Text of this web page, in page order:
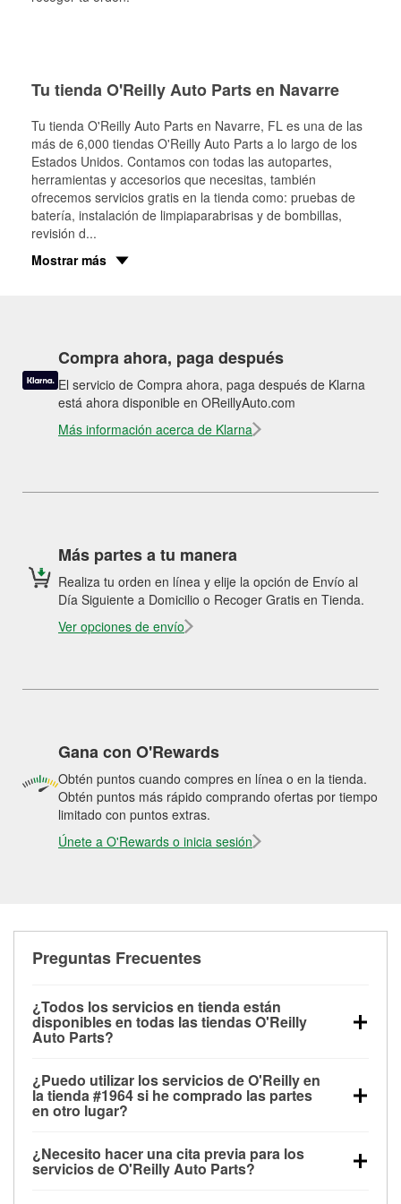
Tu tienda O'Reilly Auto Parts en Navarre
Tu tienda O'Reilly Auto Parts en Navarre, FL es una de las
más de 6,000 tiendas O'Reilly Auto Parts a lo largo de los
Estados Unidos. Contamos con todas las autopartes,
herramientas y accesorios que necesitas, también
ofrecemos servicios gratis en la tienda como: pruebas de
batería, instalación de limpiaparabrisas y de bombillas,
revisión d...
Mostrar más
Compra ahora, paga después
El servicio de Compra ahora, paga después de Klarna
está ahora disponible en OReillyAuto.com
Más información acerca de Klarna
Más partes a tu manera
Realiza tu orden en línea y elije la opción de Envío al
Día Siguiente a Domicilio o Recoger Gratis en Tienda.
Ver opciones de envío
Gana con O'Rewards
Obtén puntos cuando compres en línea o en la tienda.
Obtén puntos más rápido comprando ofertas por tiempo
limitado con puntos extras.
Únete a O'Rewards o inicia sesión
Preguntas Frecuentes
¿Todos los servicios en tienda están
disponibles en todas las tiendas O'Reilly
Auto Parts?
las pruebas de batería, pruebas de alternador y
motor de arranque, revisión de la luz “Check Engine”
con O'Reilly VeriScan® e instalación de
limpiaparabrisas o bombillas, están disponibles en
todas las tiendas O'Reilly Auto Parts. La tienda
¿Puedo utilizar los servicios de O'Reilly en
la tienda #1964 si he comprado las partes
en otro lugar?
de O'Reilly Auto Parts que estén disponibles en la
tienda #1964 de Navarre, FL aunque hayas
¿Necesito hacer una cita previa para los
servicios de O'Reilly Auto Parts?